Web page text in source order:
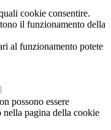
cookie consentire.
il funzionamento della
al funzionamento potete
possono essere
pagina della cookie